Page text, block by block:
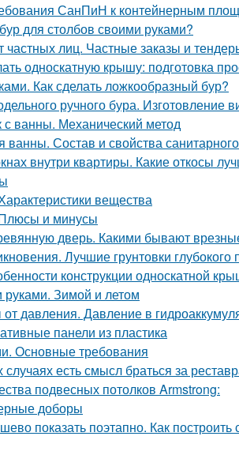
СанПиН к контейнерным
для столбов своими руками?
частных лиц. Частные заказы и
односкатную крышу: подготовка
Как сделать ложкообразный бур?
ручного бура. Изготовление
с ванны. Механический метод
Состав и свойства
внутри квартиры. Какие откосы
вещества
и минусы
дверь. Какими бывают
Лучшие грунтовки
конструкции односкатной
Зимой и летом
давления. Давление в
панели из пластика
Основные требования
есть смысл браться за
подвесных потолков Armstrong:
доборы
показать поэтапно. Как построить